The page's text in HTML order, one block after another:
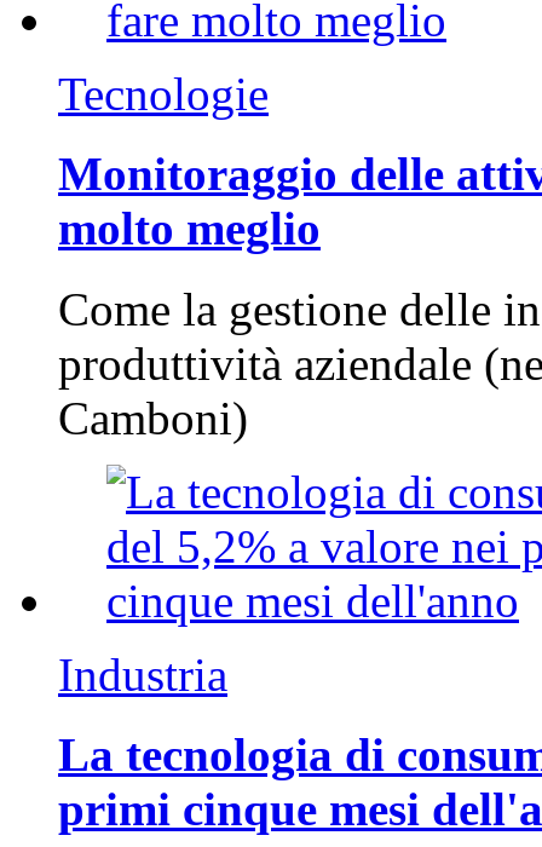
Tecnologie
Monitoraggio delle
molto meglio
Come la gestione delle
produttività aziendale
Camboni)
Industria
La tecnologia di
primi cinque mesi